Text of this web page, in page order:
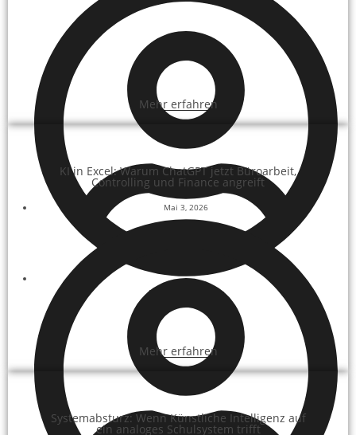
Paul-Patrick Heitzer
Mehr erfahren
KI in Excel: Warum ChatGPT jetzt Büroarbeit,
Controlling und Finance angreift
Mai 3, 2026
Mehr erfahren
Systemabsturz: Wenn Künstliche Intelligenz auf
ein analoges Schulsystem trifft